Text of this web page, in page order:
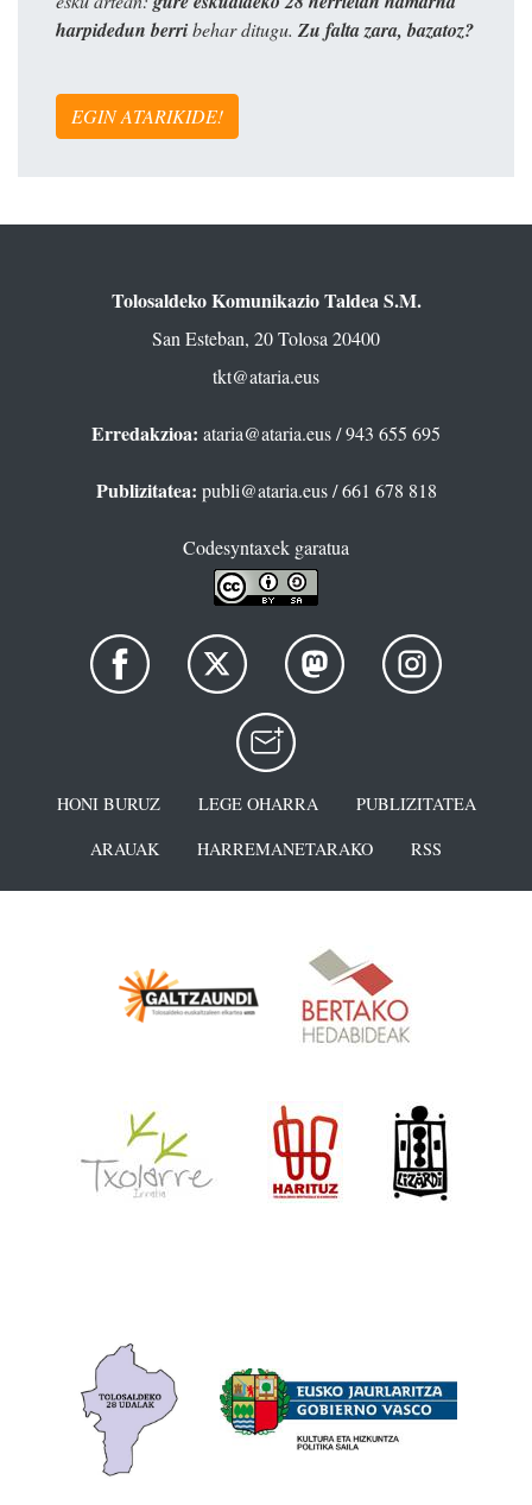
harpidedun berribehar ditugu. Zu falta zara, bazatoz?
EGIN ATARIKIDE!
Tolosaldeko Komunikazio Taldea S.M.
San Esteban, 20 Tolosa 20400
tkt@ataria.eus
Erredakzioa: ataria@ataria.eus/ 943 655 695
Publizitatea: publi@ataria.eus/ 661 678 818
Codesyntaxek garatua
HONI BURUZ LEGE OHARRA
PUBLIZITATEA
ARAUAK
HARREMANETARAKO RSS